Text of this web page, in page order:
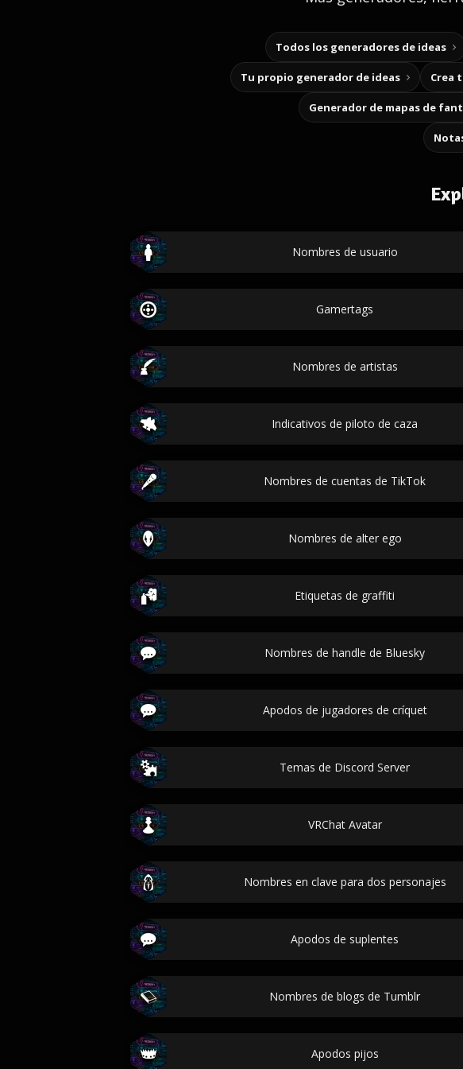
Todos los generadores de ideas
Tu propio generador de ideas
Generador de mapas de
Nombres de usuario
Gamertags
Nombres de artistas
Indicativos de piloto de caza
Nombres de cuentas de TikTok
Nombres de alter ego
Etiquetas de graffiti
Nombres de handle de Bluesky
Apodos de jugadores de críquet
Temas de Discord Server
VRChat Avatar
Nombres en clave para dos personajes
Apodos de suplentes
Nombres de blogs de Tumblr
Apodos pijos